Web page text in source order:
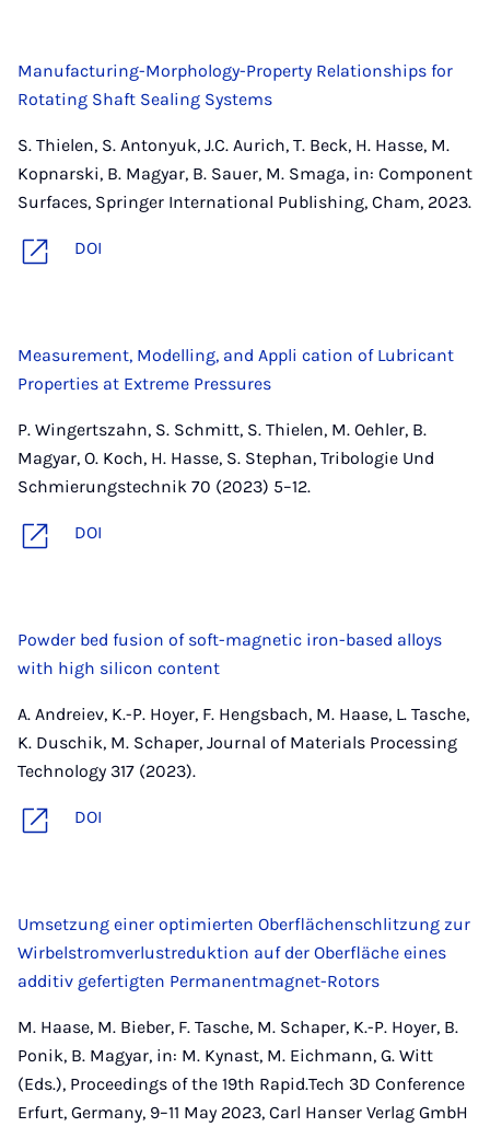
Manufacturing-Morphology-Property Relationships for
Rotating Shaft Sealing Systems
S. Thielen, S. Antonyuk, J.C. Aurich, T. Beck, H. Hasse, M.
Kopnarski, B. Magyar, B. Sauer, M. Smaga, in: Component
Surfaces, Springer International Publishing, Cham, 2023.
DOI
Measurement, Modelling, and Appli cation of Lubricant
Properties at Extreme Pressures
P. Wingertszahn, S. Schmitt, S. Thielen, M. Oehler, B.
Magyar, O. Koch, H. Hasse, S. Stephan, Tribologie Und
Schmierungstechnik 70 (2023) 5–12.
DOI
Powder bed fusion of soft-magnetic iron-based alloys
with high silicon content
A. Andreiev, K.-P. Hoyer, F. Hengsbach, M. Haase, L. Tasche,
K. Duschik, M. Schaper, Journal of Materials Processing
Technology 317 (2023).
DOI
Umsetzung einer optimierten Oberflächenschlitzung zur
Wirbelstromverlustreduktion auf der Oberfläche eines
additiv gefertigten Permanentmagnet-Rotors
M. Haase, M. Bieber, F. Tasche, M. Schaper, K.-P. Hoyer, B.
Ponik, B. Magyar, in: M. Kynast, M. Eichmann, G. Witt
(Eds.), Proceedings of the 19th Rapid.Tech 3D Conference
Erfurt, Germany, 9–11 May 2023, Carl Hanser Verlag GmbH